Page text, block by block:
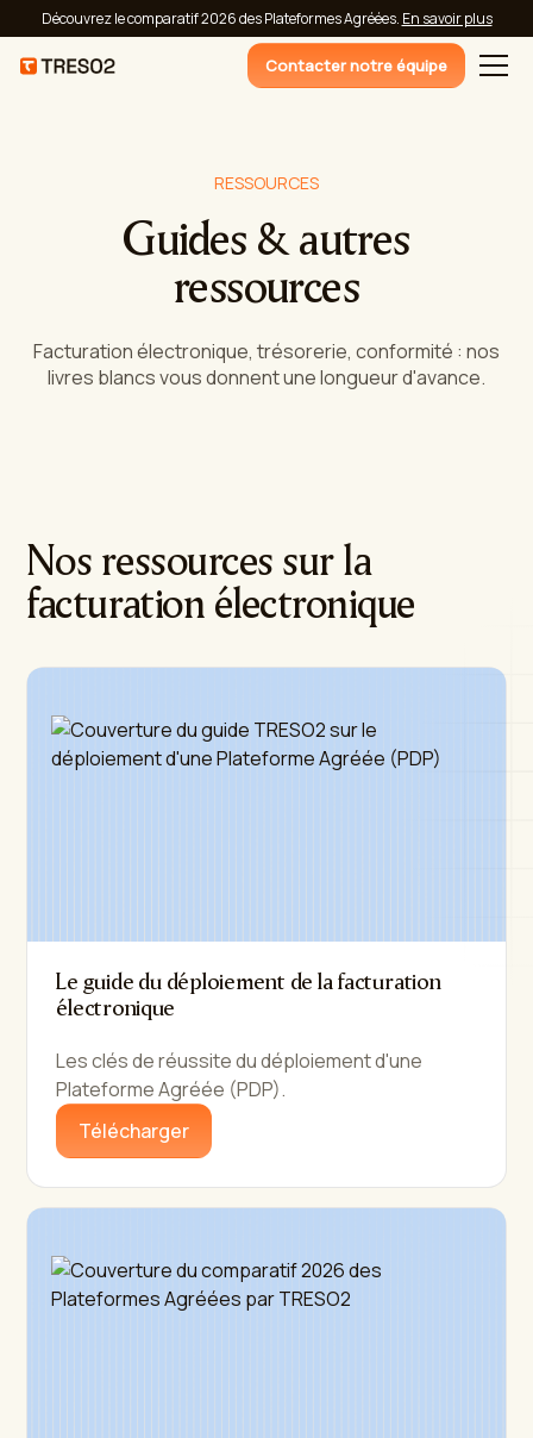
Découvrez le comparatif 2026 des Plateformes Agréées. En savoir plus
Contacter notre équipe
RESSOURCES
Guides & autres
ressources
Facturation électronique, trésorerie, conformité : nos
livres blancs vous donnent une longueur d'avance.
Nos ressources sur la
facturation électronique
Le guide du déploiement de la facturation
électronique
Les clés de réussite du déploiement d'une
Plateforme Agréée (PDP).
Télécharger